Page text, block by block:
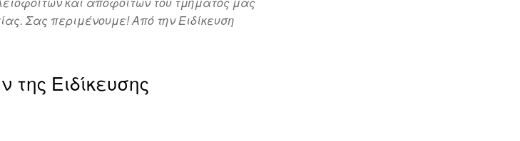
Σας περιμένουμε! Από την Ειδίκευση
Ειδίκευσης